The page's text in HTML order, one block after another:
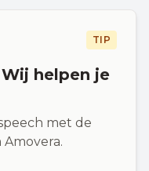
TIP
helpen je
met de